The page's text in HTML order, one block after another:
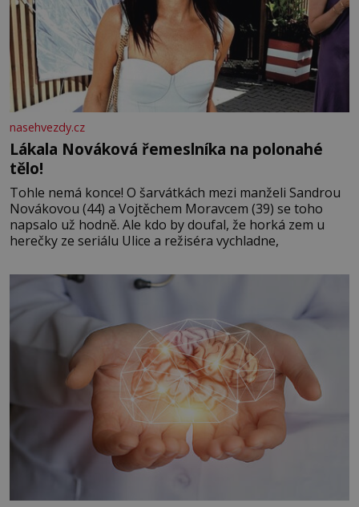
nasehvezdy.cz
Lákala Nováková řemeslníka na polonahé
tělo!
Tohle nemá konce! O šarvátkách mezi manželi Sandrou
Novákovou (44) a Vojtěchem Moravcem (39) se toho
napsalo už hodně. Ale kdo by doufal, že horká zem u
herečky ze seriálu Ulice a režiséra vychladne,